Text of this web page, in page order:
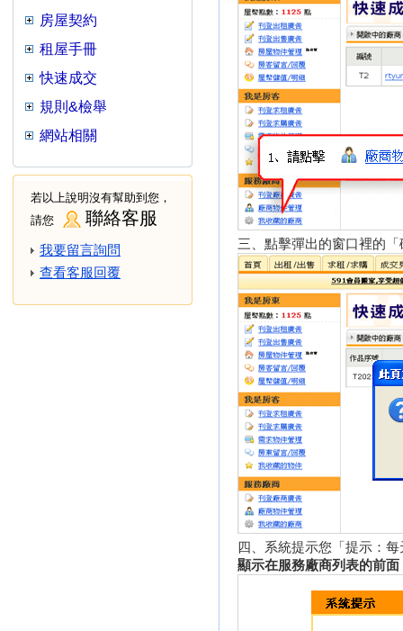
房屋契約
租屋手冊
快速成交
規則&檢舉
網站相關
若以上說明沒有幫助到您，
請您
聯絡客服
我要留言詢問
查看客服回覆
三、點擊彈出的窗口裡的「
四、系統提示您「提示：
顯示在服務廠商列表的前面